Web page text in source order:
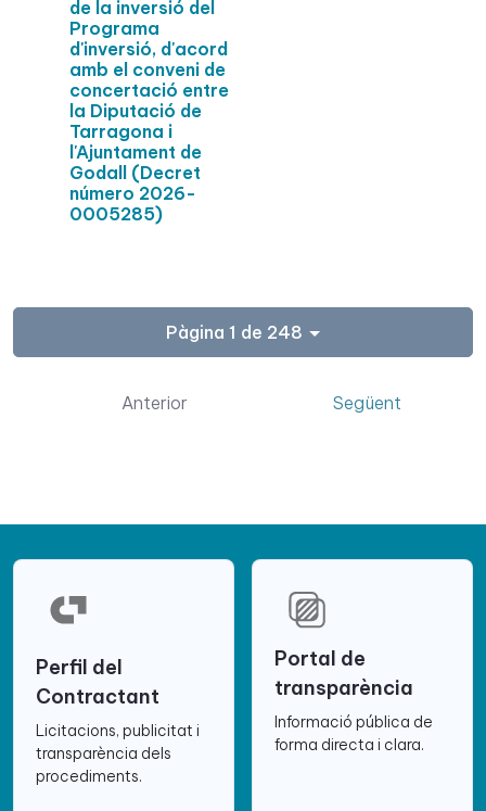
de la inversió del
Programa
d'inversió, d'acord
amb el conveni de
concertació entre
la Diputació de
Tarragona i
l'Ajuntament de
Godall (Decret
número 2026-
0005285)
Pàgina 1 de 248
Anterior Següent
Perfil del
Contractant
Licitacions, publicitat i
transparència dels
procediments.
Portal de
transparència
Informació pública de
forma directa i clara.